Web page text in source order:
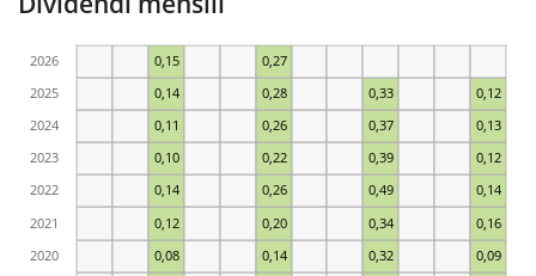
0,08 0,14 0,32 0,09
0,12 0,20 0,34 0,16
0,14 0,26 0,49 0,14
0,10 0,22 0,39 0,12
0,11 0,26 0,37 0,13
0,14 0,28 0,33 0,12
0,15 0,27
2020
2021
2022
2023
2024
2025
2026